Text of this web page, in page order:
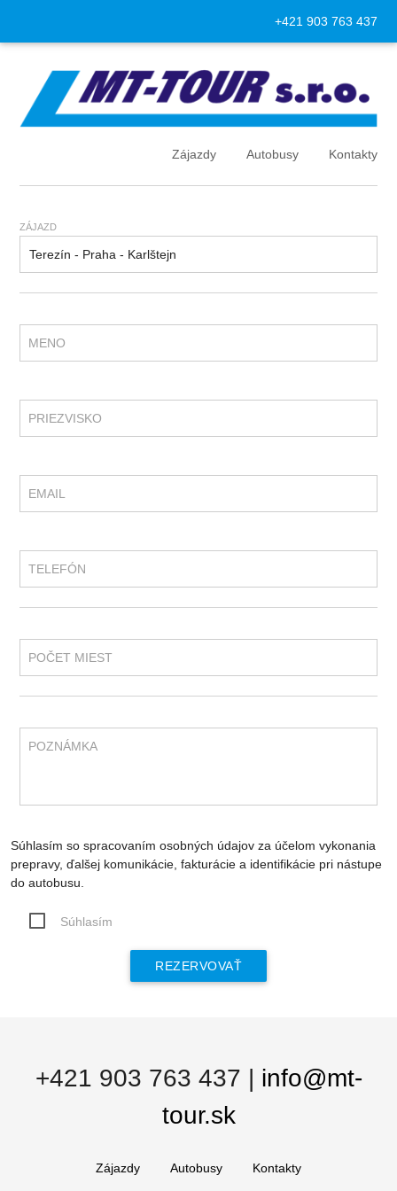
+421 903 763 437
Zájazdy Autobusy Kontakty
ZÁJAZD
MENO
PRIEZVISKO
EMAIL
TELEFÓN
POČET MIEST
POZNÁMKA
Súhlasím so spracovaním osobných údajov za účelom vykonania
prepravy, ďalšej komunikácie, fakturácie a identifikácie pri nástupe
do autobusu.
Súhlasím
+421 903 763 437 | info@mt-
tour.sk
Zájazdy Autobusy Kontakty